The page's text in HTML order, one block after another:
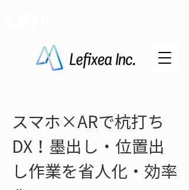
スマホ×ARで杭打ち
DX！墨出し・位置出
し作業を省人化・効率